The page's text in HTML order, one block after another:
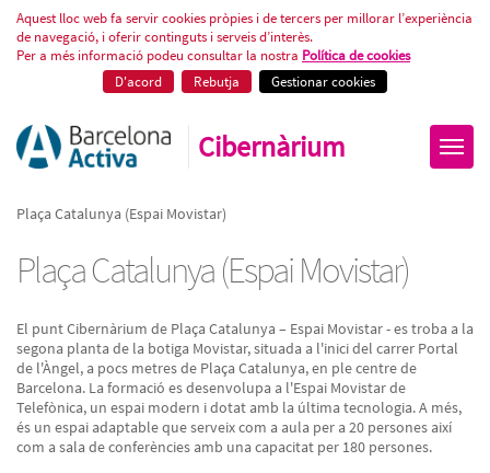
Plaça Catalunya (Espai Movistar)
Aquest lloc web fa servir cookies pròpies i de tercers per millorar l’experiència
de navegació, i oferir continguts i serveis d’interès.
Per a més informació podeu consultar la nostra Política de cookies
D'acord
Rebutja Gestionar cookies
Cibernàrium
Plaça Catalunya (Espai Movistar)
Plaça Catalunya (Espai Movistar)
El punt Cibernàrium de Plaça Catalunya – Espai Movistar - es troba a la
segona planta de la botiga Movistar, situada a l'inici del carrer Portal
de l'Àngel, a pocs metres de Plaça Catalunya, en ple centre de
Barcelona. La formació es desenvolupa a l'Espai Movistar de
Telefònica, un espai modern i dotat amb la última tecnologia. A més,
és un espai adaptable que serveix com a aula per a 20 persones així
com a sala de conferències amb una capacitat per 180 persones.